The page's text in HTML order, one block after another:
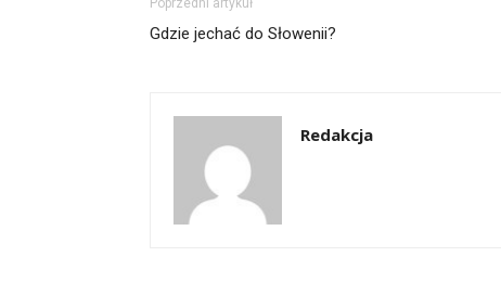
Poprzedni artykuł
Gdzie jechać do Słowenii?
Redakcja